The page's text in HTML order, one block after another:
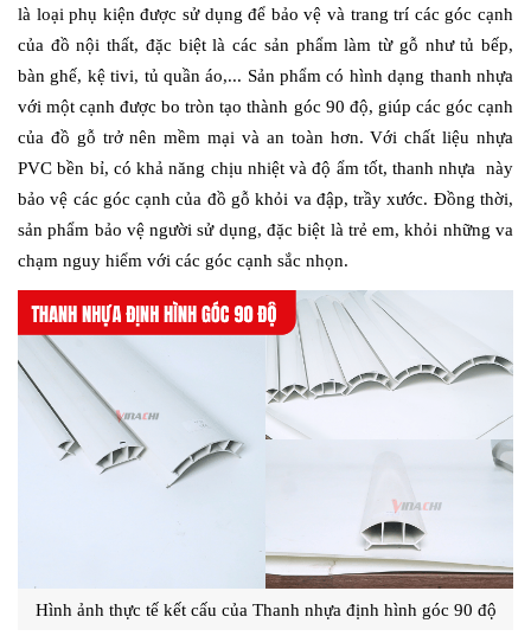
là loại phụ kiện được sử dụng để bảo vệ và trang trí các góc cạnh
của đồ nội thất, đặc biệt là các sản phẩm làm từ gỗ như tủ bếp,
bàn ghế, kệ tivi, tủ quần áo,... Sản phẩm có hình dạng thanh nhựa
với một cạnh được bo tròn tạo thành góc 90 độ, giúp các góc cạnh
của đồ gỗ trở nên mềm mại và an toàn hơn. Với chất liệu nhựa
PVC bền bỉ, có khả năng chịu nhiệt và độ ẩm tốt, thanh nhựa  này
bảo vệ các góc cạnh của đồ gỗ khỏi va đập, trầy xước. Đồng thời,
sản phẩm bảo vệ người sử dụng, đặc biệt là trẻ em, khỏi những va
chạm nguy hiểm với các góc cạnh sắc nhọn.
Hình ảnh thực tế kết cấu của Thanh nhựa định hình góc 90 độ